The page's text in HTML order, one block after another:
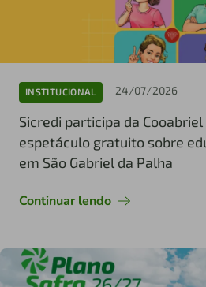
INSTITUCIONAL 24/07/2026
Sicredi participa da Cooabriel
espetáculo gratuito sobre
em São Gabriel da Palha
Continuar lendo